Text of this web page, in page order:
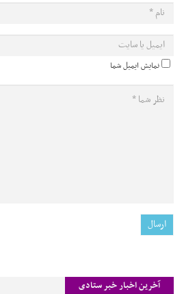
نمایش ایمیل شما
آخرین اخبار خبر ستادی